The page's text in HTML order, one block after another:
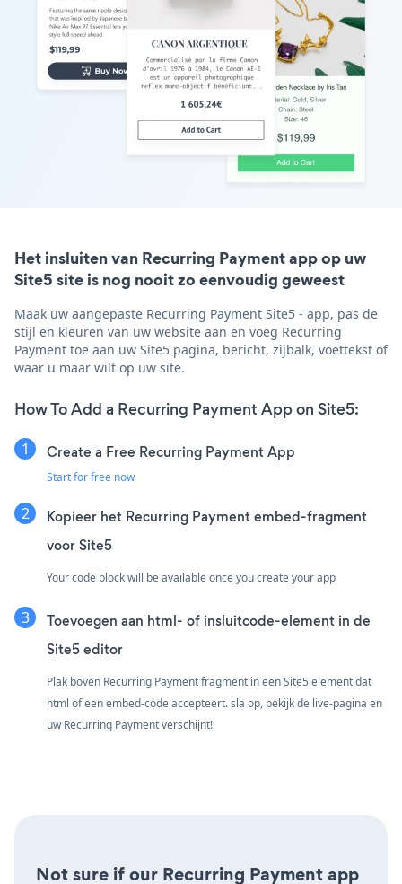
Het insluiten van Recurring Payment app op uw
Site5 site is nog nooit zo eenvoudig geweest
Maak uw aangepaste Recurring Payment Site5 - app, pas de
stijl en kleuren van uw website aan en voeg Recurring
Payment toe aan uw Site5 pagina, bericht, zijbalk, voettekst of
waar u maar wilt op uw site.
How To Add a Recurring Payment App on Site5:
Create a Free Recurring Payment App
Start for free now
Kopieer het Recurring Payment embed-fragment
voor Site5
Your code block will be available once you create your app
Toevoegen aan html- of insluitcode-element in de
Site5 editor
Plak boven Recurring Payment fragment in een Site5 element dat
html of een embed-code accepteert. sla op, bekijk de live-pagina en
uw Recurring Payment verschijnt!
Not sure if our Recurring Payment app